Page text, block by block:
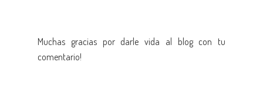
Muchas gracias por darle vida al blog con tu
comentario!